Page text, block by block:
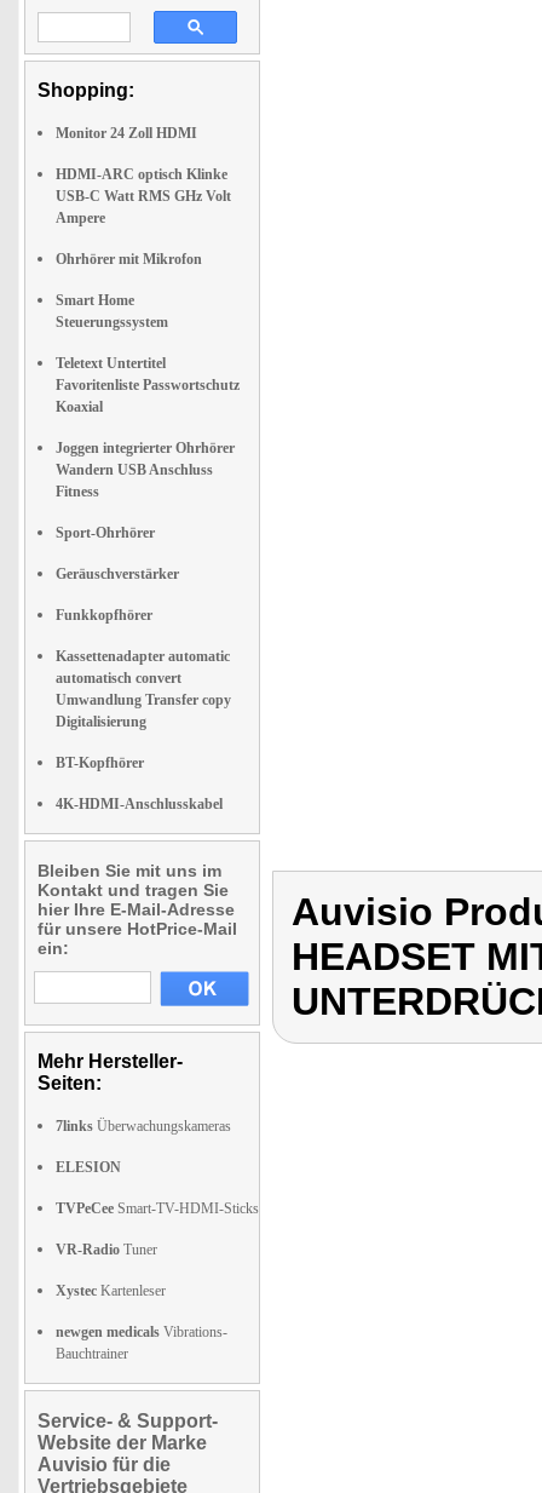
Shopping:
Monitor 24 Zoll HDMI
HDMI-ARC optisch Klinke
USB-C Watt RMS GHz Volt
Ampere
Ohrhörer mit Mikrofon
Smart Home
Steuerungssystem
Teletext Untertitel
Favoritenliste Passwortschutz
Koaxial
Joggen integrierter Ohrhörer
Wandern USB Anschluss
Fitness
Sport-Ohrhörer
Geräuschverstärker
Funkkopfhörer
Kassettenadapter automatic
automatisch convert
Umwandlung Transfer copy
Digitalisierung
BT-Kopfhörer
4K-HDMI-Anschlusskabel
Bleiben Sie mit uns im
Kontakt und tragen Sie
hier Ihre E-Mail-Adresse
für unsere HotPrice-Mail
ein:
Mehr Hersteller-
Seiten:
7links Überwachungskameras
ELESION
TVPeCee Smart-TV-HDMI-Sticks
VR-Radio Tuner
Xystec Kartenleser
newgen medicals Vibrations-
Bauchtrainer
Service- & Support-
Website der Marke
Auvisio für die
Vertriebsgebiete
Auvisio
HEADSET